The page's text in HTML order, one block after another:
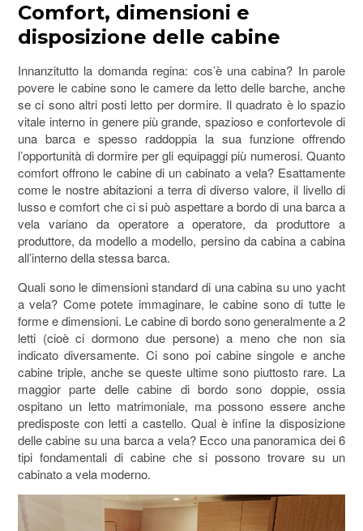
Comfort, dimensioni e
disposizione delle cabine
Innanzitutto la domanda regina: cos’è una cabina? In parole
povere le cabine sono le camere da letto delle barche, anche
se ci sono altri posti letto per dormire. Il quadrato è lo spazio
vitale interno in genere più grande, spazioso e confortevole di
una barca e spesso raddoppia la sua funzione offrendo
l’opportunità di dormire per gli equipaggi più numerosi. Quanto
comfort offrono le cabine di un cabinato a vela? Esattamente
come le nostre abitazioni a terra di diverso valore, il livello di
lusso e comfort che ci si può aspettare a bordo di una barca a
vela variano da operatore a operatore, da produttore a
produttore, da modello a modello, persino da cabina a cabina
all’interno della stessa barca.
Quali sono le dimensioni standard di una cabina su uno yacht
a vela? Come potete immaginare, le cabine sono di tutte le
forme e dimensioni. Le cabine di bordo sono generalmente a 2
letti (cioè ci dormono due persone) a meno che non sia
indicato diversamente. Ci sono poi cabine singole e anche
cabine triple, anche se queste ultime sono piuttosto rare. La
maggior parte delle cabine di bordo sono doppie, ossia
ospitano un letto matrimoniale, ma possono essere anche
predisposte con letti a castello. Qual è infine la disposizione
delle cabine su una barca a vela? Ecco una panoramica dei 6
tipi fondamentali di cabine che si possono trovare su un
cabinato a vela moderno.